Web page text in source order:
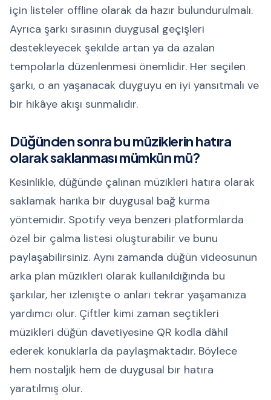
için listeler offline olarak da hazır bulundurulmalı.
Ayrıca şarkı sırasının duygusal geçişleri
destekleyecek şekilde artan ya da azalan
tempolarla düzenlenmesi önemlidir. Her seçilen
şarkı, o an yaşanacak duyguyu en iyi yansıtmalı ve
bir hikâye akışı sunmalıdır.
Düğünden sonra bu müziklerin hatıra
olarak saklanması mümkün mü?
Kesinlikle, düğünde çalınan müzikleri hatıra olarak
saklamak harika bir duygusal bağ kurma
yöntemidir. Spotify veya benzeri platformlarda
özel bir çalma listesi oluşturabilir ve bunu
paylaşabilirsiniz. Aynı zamanda düğün videosunun
arka plan müzikleri olarak kullanıldığında bu
şarkılar, her izlenişte o anları tekrar yaşamanıza
yardımcı olur. Çiftler kimi zaman seçtikleri
müzikleri düğün davetiyesine QR kodla dâhil
ederek konuklarla da paylaşmaktadır. Böylece
hem nostaljik hem de duygusal bir hatıra
yaratılmış olur.